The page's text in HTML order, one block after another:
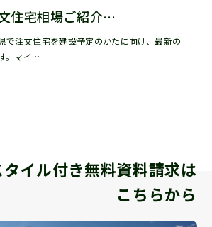
住宅相場ご紹介…
で注文住宅を建設予定のかたに向け、最新の
。マイ…
タイル付き無料資料請求は
こちらから